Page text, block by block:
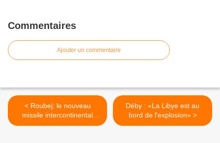
Commentaires
Ajouter un commentaire
< Roubej: le nouveau
missile intercontinental
russe en service en 2013
Déby : «La Libye est au
bord de l'explosion» >